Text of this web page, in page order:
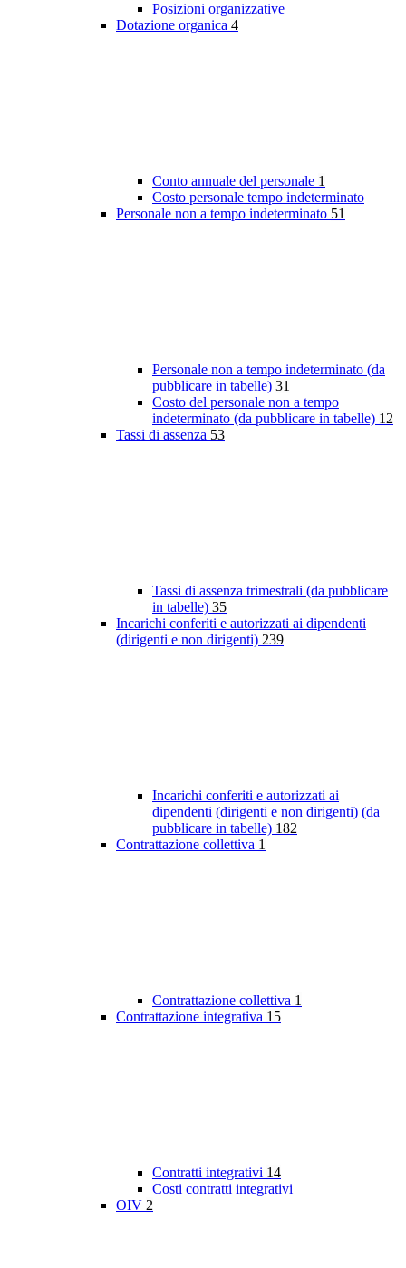
Posizioni organizzative
Dotazione organica 4
Conto annuale del personale 1
Costo personale tempo indeterminato
Personale non a tempo indeterminato 51
Personale non a tempo indeterminato (da
pubblicare in tabelle) 31
Costo del personale non a tempo
indeterminato (da pubblicare in tabelle) 12
Tassi di assenza 53
Tassi di assenza trimestrali (da pubblicare
in tabelle) 35
Incarichi conferiti e autorizzati ai dipendenti
(dirigenti e non dirigenti) 239
Incarichi conferiti e autorizzati ai
dipendenti (dirigenti e non dirigenti) (da
pubblicare in tabelle) 182
Contrattazione collettiva 1
Contrattazione collettiva 1
Contrattazione integrativa 15
Contratti integrativi 14
Costi contratti integrativi
OIV 2